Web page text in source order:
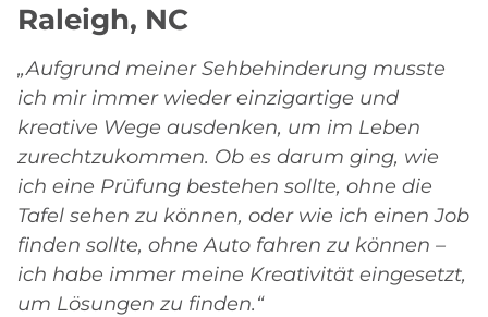
Raleigh, NC
„Aufgrund meiner Sehbehinderung musste
ich mir immer wieder einzigartige und
kreative Wege ausdenken, um im Leben
zurechtzukommen. Ob es darum ging, wie
ich eine Prüfung bestehen sollte, ohne die
Tafel sehen zu können, oder wie ich einen Job
finden sollte, ohne Auto fahren zu können –
ich habe immer meine Kreativität eingesetzt,
um Lösungen zu finden.“